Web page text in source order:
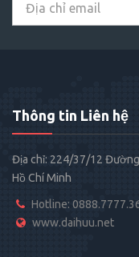
Thông tin Liên hệ
Địa chỉ: 224/37/12
Hồ Chí Minh
Hotline:
www.daihuu.net